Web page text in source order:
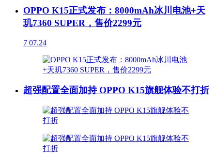
OPPO K15正式发布：8000mAh冰川电池+天
玑7360 SUPER，售价2299元
7 07.24
超强配置全面加持 OPPO K15旗舰体验不打折